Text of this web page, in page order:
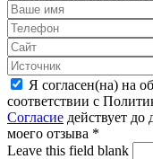
Я согласен(на) на
соответствии с
Согласие действует
моего отзыва *
Leave this field blank